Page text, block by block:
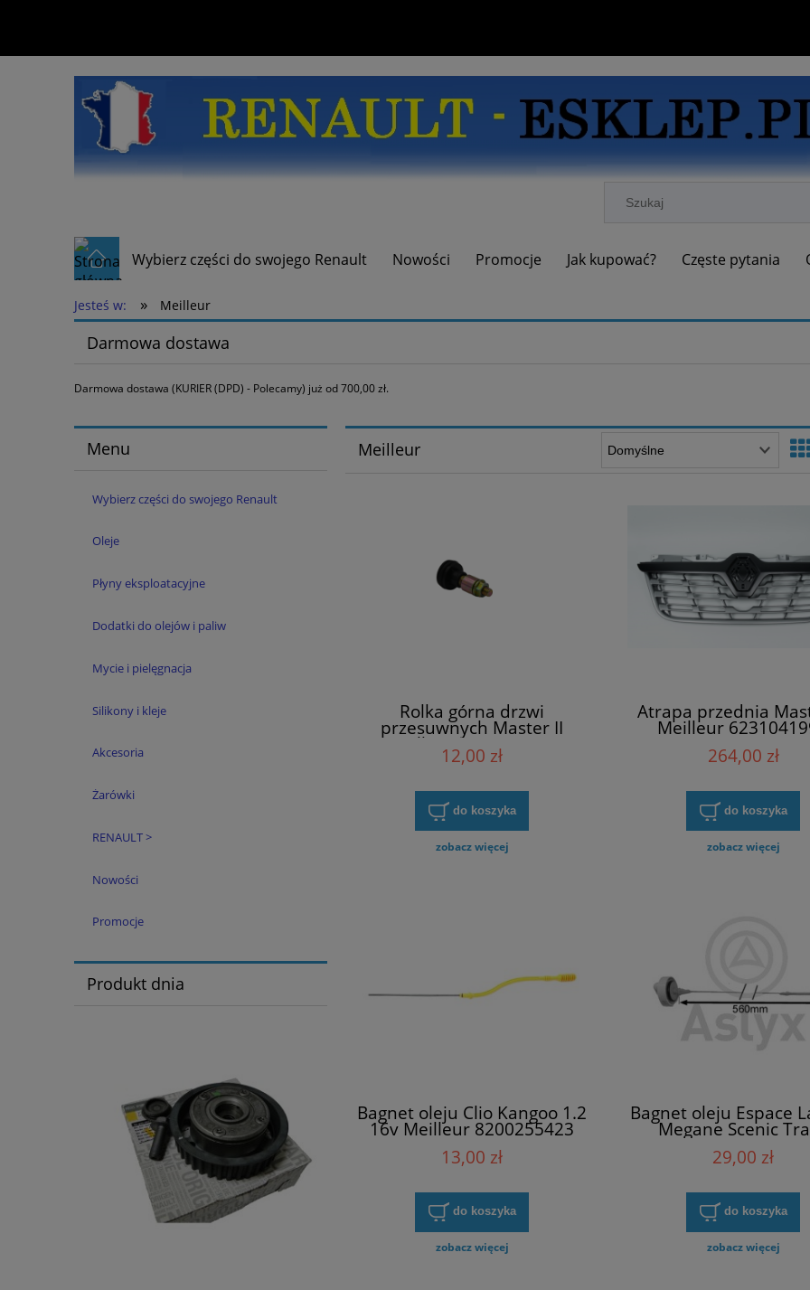
Wybierz części do swojego Renault Nowości Promocje Jak kupować? Częste pytania
Jesteś w: » Meilleur
Darmowa dostawa
Darmowa dostawa (KURIER (DPD) - Polecamy) już od 700,00 zł.
Menu
Wybierz części do swojego Renault
Oleje
Płyny eksploatacyjne
Dodatki do olejów i paliw
Mycie i pielęgnacja
Silikony i kleje
Akcesoria
Żarówki
RENAULT >
Nowości
Promocje
Produkt dnia
Meilleur
Rolka górna drzwi
przesuwnych Master II
Meilleur 8200080743
12,00 zł
do koszyka
zobacz więcej
Atrapa przednia
Meilleur
264,00 zł
do koszyka
zobacz więcej
Bagnet oleju Clio Kangoo 1.2
16v Meilleur 8200255423
13,00 zł
do koszyka
zobacz więcej
Bagnet oleju Espace
Megane Scenic
Meilleur29,00 zł
do koszyka
zobacz więcej